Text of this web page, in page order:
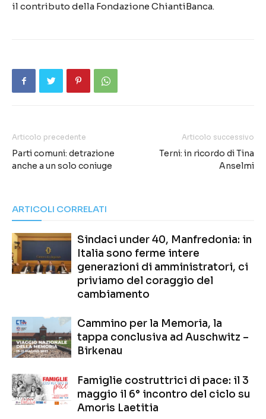
il contributo della Fondazione ChiantiBanca.
Articolo precedente
Parti comuni: detrazione
anche a un solo coniuge
Articolo successivo
Terni: in ricordo di Tina
Anselmi
ARTICOLI CORRELATI
Sindaci under 40, Manfredonia: in
Italia sono ferme intere
generazioni di amministratori, ci
priviamo del coraggio del
cambiamento
Cammino per la Memoria, la
tappa conclusiva ad Auschwitz –
Birkenau
Famiglie costruttrici di pace: il 3
maggio il 6° incontro del ciclo su
Amoris Laetitia